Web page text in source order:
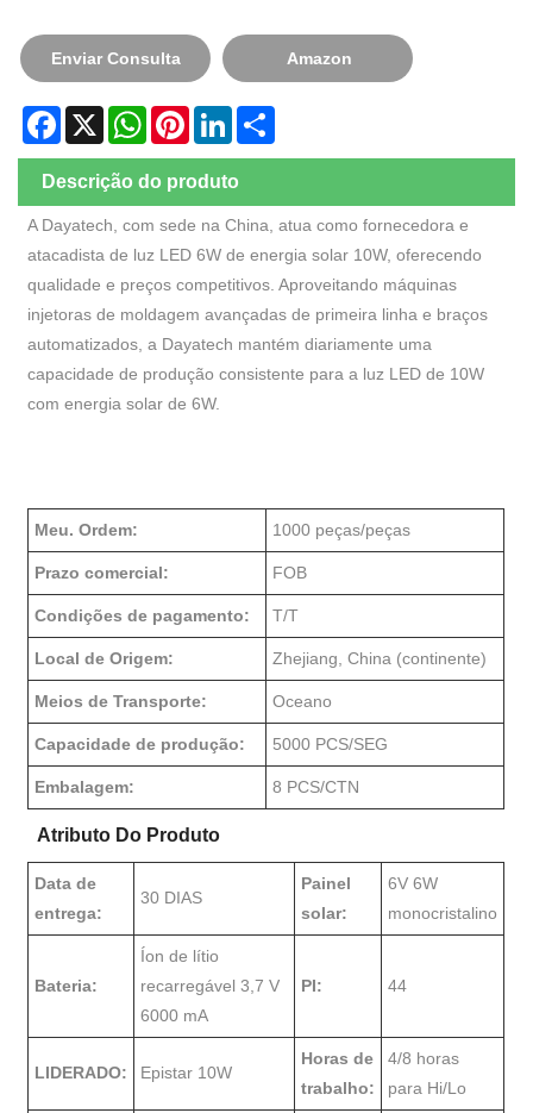
Enviar Consulta Amazon
Facebook
X WhatsApp
PinterestLinkedIn
Descrição do produto
A Dayatech, com sede na China, atua como fornecedora e
atacadista de luz LED 6W de energia solar 10W, oferecendo
qualidade e preços competitivos. Aproveitando máquinas
injetoras de moldagem avançadas de primeira linha e braços
automatizados, a Dayatech mantém diariamente uma
capacidade de produção consistente para a luz LED de 10W
com energia solar de 6W.
Meu. Ordem: 1000 peças/peças
Prazo comercial: FOB
Condições de pagamento: T/T
Local de Origem: Zhejiang, China (continente)
Meios de Transporte: Oceano
Capacidade de produção: 5000 PCS/SEG
Embalagem: 8 PCS/CTN
Atributo Do Produto
Data de
entrega:
30 DIAS
Painel
solar:
6V 6W
monocristalino
Bateria:
Íon de lítio
recarregável 3,7 V
6000 mA
PI: 44
LIDERADO: Epistar 10W
Horas de
trabalho:
4/8 horas
para Hi/Lo